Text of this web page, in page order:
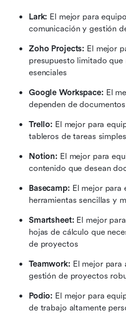
Lark: El mejor para
comunicación y gestión
Zoho Projects: El mejor
presupuesto limitado que
esenciales
Google Workspace: El
dependen de
Trello: El mejor para
tableros de tareas
Notion: El mejor para
contenido que desean
Basecamp: El mejor para
herramientas sencillas y
Smartsheet: El mejor
hojas de cálculo que
de proyectos
Teamwork: El mejor para
gestión de proyectos
Podio: El mejor para
de trabajo altamente